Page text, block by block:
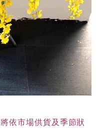
依市場供貨及季節狀